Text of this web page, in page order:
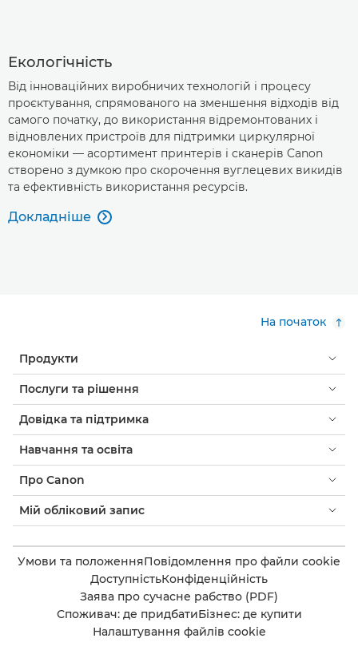
Екологічність
Від інноваційних виробничих технологій і процесу
проєктування, спрямованого на зменшення відходів від
самого початку, до використання відремонтованих і
відновлених пристроїв для підтримки циркулярної
економіки — асортимент принтерів і сканерів Canon
створено з думкою про скорочення вуглецевих викидів
та ефективність використання ресурсів.
Докладніше 
На початок
Продукти
Послуги та рішення
Довідка та підтримка
Навчання та освіта
Про Canon
Мій обліковий запис
Умови та положенняПовідомлення про файли cookie
ДоступністьКонфіденційність
Заява про сучасне рабство (PDF)
Споживач: де придбатиБізнес: де купити
Налаштування файлів cookie